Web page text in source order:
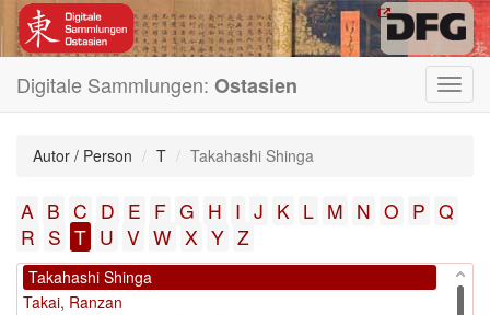
Digitale Sammlungen: Ostasien
Autor / Person T Takahashi Shinga
A B C D E F G H I J K L M N O P Q
R S T U V W X Y Z
Tachibana, Kōsei (橘行精)
Tachibana, Shigetsune (橘重庸)
Tachibana Tsunesuke
Tachi Shigeoki (館重興)
Tagawa, Shundō (田川春道)
Taizan
Tajiri Baiō
Takahashi, Yoshitake (鷹橋義武)
Takahashi Shinga
Takai, Ranzan